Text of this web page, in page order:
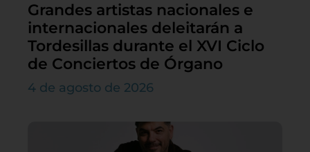
Grandes artistas nacionales e
internacionales deleitarán a
Tordesillas durante el XVI Ciclo
de Conciertos de Órgano
4 de agosto de 2026